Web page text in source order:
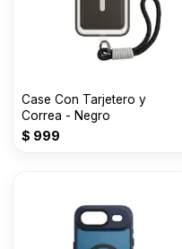
Case Con Tarjetero y
Correa - Negro
$ 999